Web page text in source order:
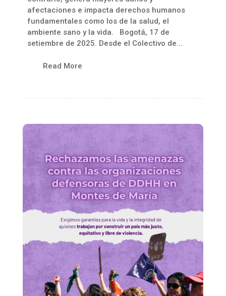
afectaciones e impacta derechos humanos
fundamentales como los de la salud, el
ambiente sano y la vida. Bogotá, 17 de
setiembre de 2025. Desde el Colectivo de...
Read More